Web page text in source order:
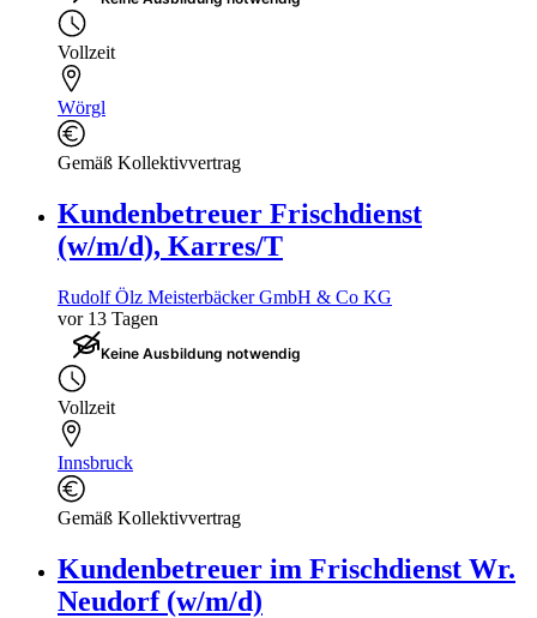
Vollzeit
Wörgl
Gemäß Kollektivvertrag
Kundenbetreuer Frischdienst
(w/m/d), Karres/T
Rudolf Ölz Meisterbäcker GmbH & Co KG
vor 13 Tagen
Keine Ausbildung notwendig
Vollzeit
Innsbruck
Gemäß Kollektivvertrag
Kundenbetreuer im Frischdienst Wr.
Neudorf (w/m/d)